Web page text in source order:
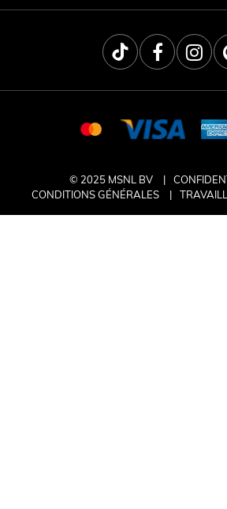
© 2025 MSNL BV
CONDITIONS GÉNÉRALES